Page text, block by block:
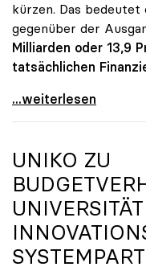
kürzen. Das
gegenüber der
Milliarden oder 13,9
tatsächlichen
\"Österreich ist für
...weiterlesen
UNIKO ZU